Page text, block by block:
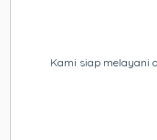
Kami siap melayani